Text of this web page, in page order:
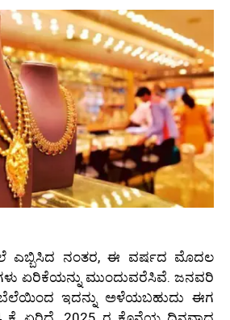
ಎಬ್ಬಿಸಿದ ನಂತರ, ಈ ವರ್ಷದ ಮೊದಲ
ಏರಿಕೆಯನ್ನು ಮುಂದುವರೆಸಿವೆ. ಜನವರಿ
ಬೆಲೆಯಿಂದ ಇದನ್ನು ಅಳೆಯಬಹುದು ಈಗ